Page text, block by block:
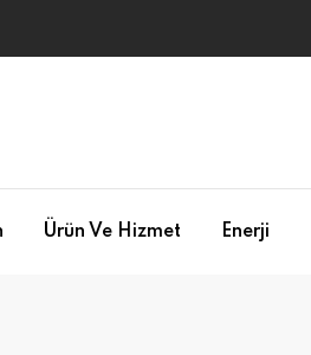
Ürün Ve Hizmet Enerji